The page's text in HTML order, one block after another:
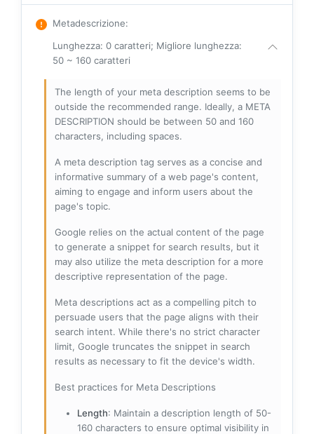
Metadescrizione:
Lunghezza: 0 caratteri; Migliore lunghezza:
50 ~ 160 caratteri
The length of your meta description seems to be
outside the recommended range. Ideally, a META
DESCRIPTION should be between 50 and 160
characters, including spaces.
A meta description tag serves as a concise and
informative summary of a web page's content,
aiming to engage and inform users about the
page's topic.
Google relies on the actual content of the page
to generate a snippet for search results, but it
may also utilize the meta description for a more
descriptive representation of the page.
Meta descriptions act as a compelling pitch to
persuade users that the page aligns with their
search intent. While there's no strict character
limit, Google truncates the snippet in search
results as necessary to fit the device's width.
Best practices for Meta Descriptions
Length: Maintain a description length of 50-
160 characters to ensure optimal visibility in